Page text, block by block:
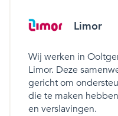
Limor
Wij werken in
Limor. Deze
gericht om
die te maken
en verslavingen.